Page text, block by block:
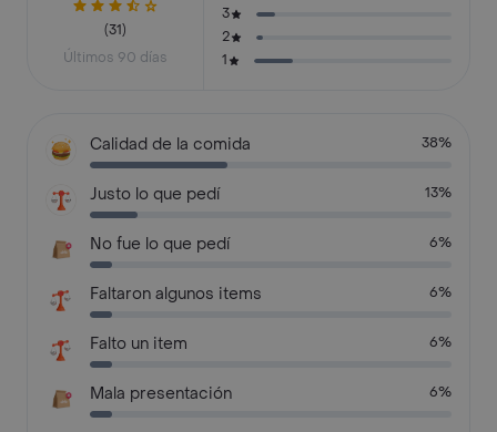
(31)
Últimos 90 días
3
2
1
Calidad de la comida 38%
Justo lo que pedí 13%
No fue lo que pedí 6%
Faltaron algunos items 6%
Falto un item 6%
Mala presentación 6%